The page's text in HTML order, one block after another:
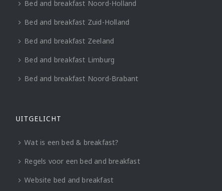
Bed and breakfast Noord-Holland
Bed and breakfast Zuid-Holland
Bed and breakfast Zeeland
Bed and breakfast Limburg
Bed and breakfast Noord-Brabant
UITGELICHT
Wat is een bed & breakfast?
Regels voor een bed and breakfast
Website bed and breakfast